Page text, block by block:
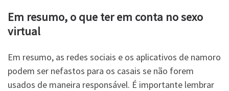
Em resumo, o que ter em conta no sexo
virtual
Em resumo, as redes sociais e os aplicativos de namoro
podem ser nefastos para os casais se não forem
usados de maneira responsável. É importante lembrar